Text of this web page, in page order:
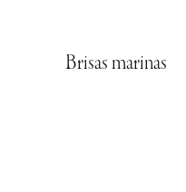
Brisas marinas